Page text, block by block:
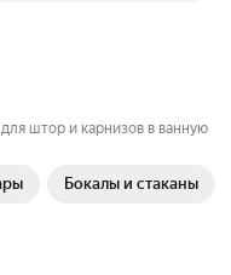
штор и карнизов в ванную
Бокалы и стаканы